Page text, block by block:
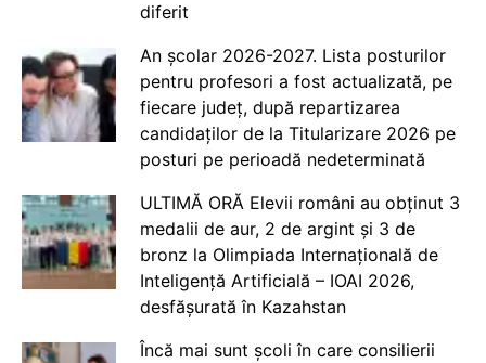
diferit
An școlar 2026-2027. Lista posturilor
pentru profesori a fost actualizată, pe
fiecare județ, după repartizarea
candidaților de la Titularizare 2026 pe
posturi pe perioadă nedeterminată
ULTIMĂ ORĂ Elevii români au obținut 3
medalii de aur, 2 de argint și 3 de
bronz la Olimpiada Internațională de
Inteligență Artificială – IOAI 2026,
desfășurată în Kazahstan
Încă mai sunt școli în care consilierii